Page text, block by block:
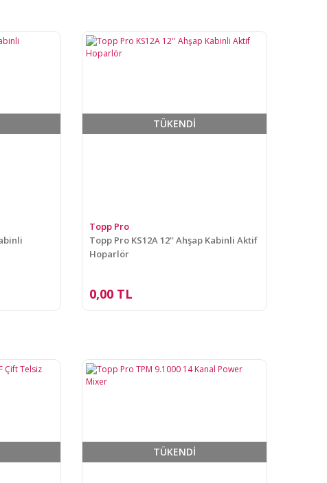
TÜKENDİ
Topp Pro
Topp Pro KS12A 12'' Ahşap Kabinli Aktif
Hoparlör
0,00 TL
TÜKENDİ